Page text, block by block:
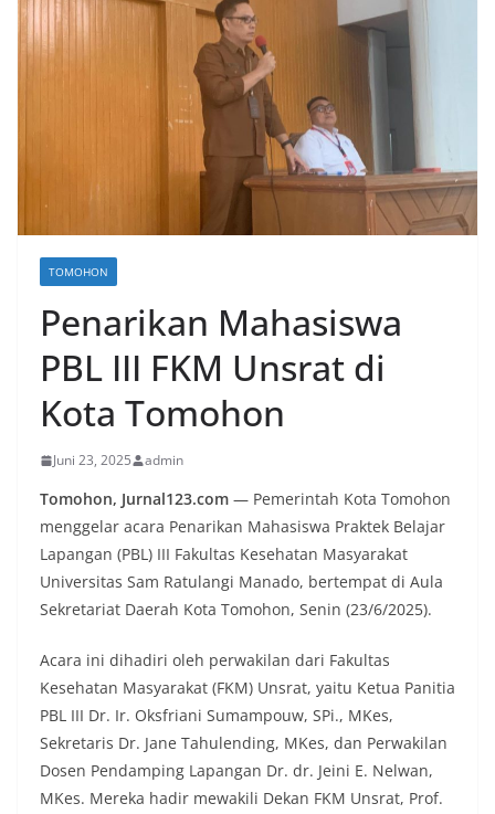
TOMOHON
Penarikan Mahasiswa
PBL III FKM Unsrat di
Kota Tomohon
Juni 23, 2025 admin
Tomohon, Jurnal123.com — Pemerintah Kota Tomohon
menggelar acara Penarikan Mahasiswa Praktek Belajar
Lapangan (PBL) III Fakultas Kesehatan Masyarakat
Universitas Sam Ratulangi Manado, bertempat di Aula
Sekretariat Daerah Kota Tomohon, Senin (23/6/2025).
Acara ini dihadiri oleh perwakilan dari Fakultas
Kesehatan Masyarakat (FKM) Unsrat, yaitu Ketua Panitia
PBL III Dr. Ir. Oksfriani Sumampouw, SPi., MKes,
Sekretaris Dr. Jane Tahulending, MKes, dan Perwakilan
Dosen Pendamping Lapangan Dr. dr. Jeini E. Nelwan,
MKes. Mereka hadir mewakili Dekan FKM Unsrat, Prof.